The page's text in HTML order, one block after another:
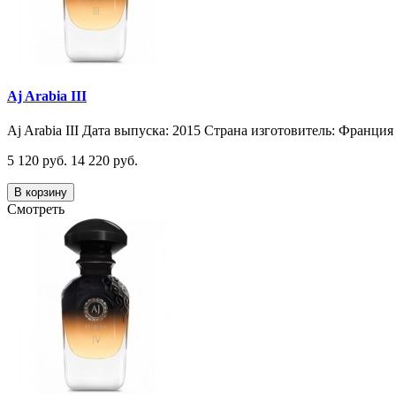
Aj Arabia III
Aj Arabia III Дата выпуска: 2015 Страна изготовитель:
5 120 руб. 14 220 руб.
В корзину
Смотреть